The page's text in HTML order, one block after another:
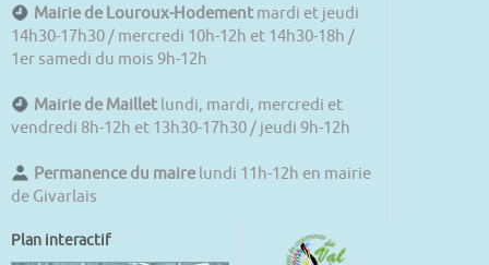
Mairie de Louroux-Hodement mardi et jeudi
14h30-17h30 / mercredi 10h-12h et 14h30-18h /
1er samedi du mois 9h-12h
Mairie de Maillet lundi, mardi, mercredi et
vendredi 8h-12h et 13h30-17h30 / jeudi 9h-12h
Permanence du maire lundi 11h-12h en mairie
de Givarlais
Plan interactif